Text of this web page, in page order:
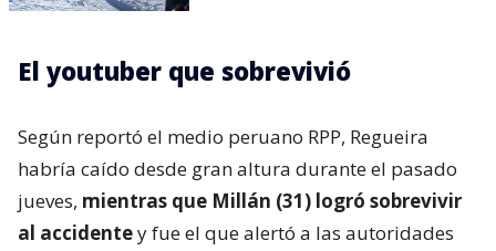
El youtuber que sobrevivió
Según reportó el medio peruano RPP, Regueira
habría caído desde gran altura durante el pasado
jueves, mientras que Millán (31) logró sobrevivir
al accidentey fue el que alertó a las autoridades